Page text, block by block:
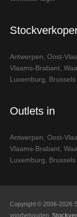
Antwerpen Oost-
Vlaams-Brabant
Luxemburg
Outlets in
Antwerpen Oost-
Vlaams-Brabant
Luxemburg
Copyright © 2006-2026
voorbehouden.